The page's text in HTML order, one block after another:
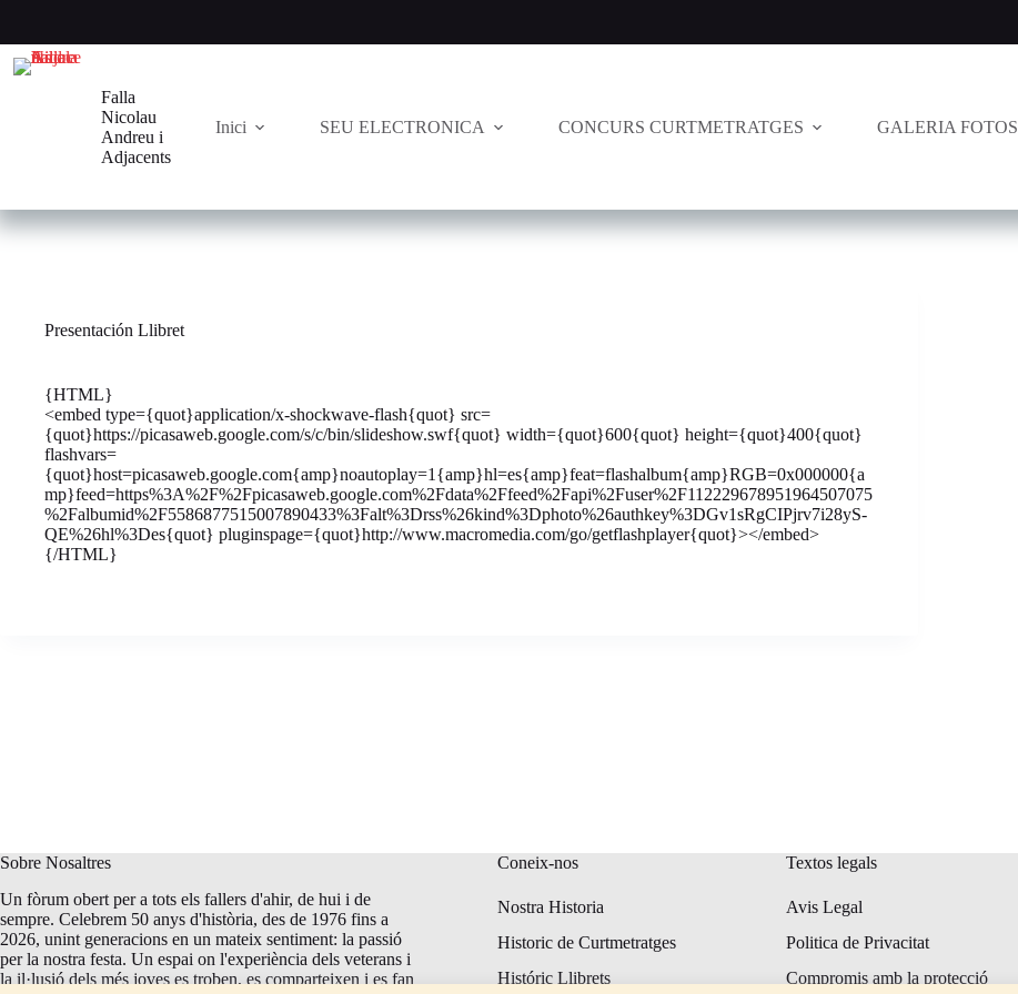
contenido
Falla
Nicolau
Andreu i
Adjacents
Inici SEU ELECTRONICA CONCURS CURTMETRATGES GALERIA FOTOS
Presentación Llibret
{HTML}
<embed type={quot}application/x-shockwave-flash{quot} src=
{quot}https://picasaweb.google.com/s/c/bin/slideshow.swf{quot} width={quot}600{quot} height={quot}400{quot}
flashvars=
{quot}host=picasaweb.google.com{amp}noautoplay=1{amp}hl=es{amp}feat=flashalbum{amp}RGB=0x000000{a
mp}feed=https%3A%2F%2Fpicasaweb.google.com%2Fdata%2Ffeed%2Fapi%2Fuser%2F112229678951964507075
%2Falbumid%2F5586877515007890433%3Falt%3Drss%26kind%3Dphoto%26authkey%3DGv1sRgCIPjrv7i28yS-
QE%26hl%3Des{quot} pluginspage={quot}http://www.macromedia.com/go/getflashplayer{quot}></embed>
{/HTML}
Sobre Nosaltres
Un fòrum obert per a tots els fallers d'ahir, de hui i de
sempre. Celebrem 50 anys d'història, des de 1976 fins a
2026, unint generacions en un mateix sentiment: la passió
per la nostra festa. Un espai on l'experiència dels veterans i
la il·lusió dels més joves es troben, es comparteixen i es fan
Coneix-nos
Nostra Historia
Historic de Curtmetratges
Históric Llibrets
Textos legals
Avis Legal
Politica de Privacitat
Compromis amb la protecció